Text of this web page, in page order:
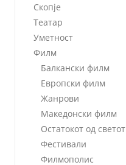
Скопје
Театар
Уметност
Филм
Балкански филм
Европски филм
Жанрови
Македонски филм
Остатокот од светот
Фестивали
Филмополис